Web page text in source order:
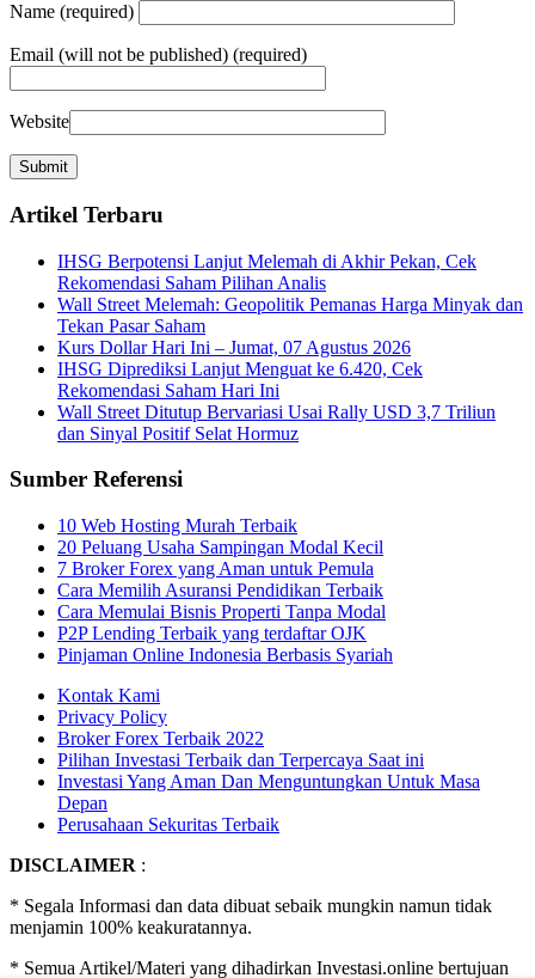
Name (required)
Email (will not be published) (required)
Website
Artikel Terbaru
IHSG Berpotensi Lanjut Melemah di Akhir Pekan, Cek
Rekomendasi Saham Pilihan Analis
Wall Street Melemah: Geopolitik Pemanas Harga Minyak dan
Tekan Pasar Saham
Kurs Dollar Hari Ini – Jumat, 07 Agustus 2026
IHSG Diprediksi Lanjut Menguat ke 6.420, Cek
Rekomendasi Saham Hari Ini
Wall Street Ditutup Bervariasi Usai Rally USD 3,7 Triliun
dan Sinyal Positif Selat Hormuz
Sumber Referensi
10 Web Hosting Murah Terbaik
20 Peluang Usaha Sampingan Modal Kecil
7 Broker Forex yang Aman untuk Pemula
Cara Memilih Asuransi Pendidikan Terbaik
Cara Memulai Bisnis Properti Tanpa Modal
P2P Lending Terbaik yang terdaftar OJK
Pinjaman Online Indonesia Berbasis Syariah
Kontak Kami
Privacy Policy
Broker Forex Terbaik 2022
Pilihan Investasi Terbaik dan Terpercaya Saat ini
Investasi Yang Aman Dan Menguntungkan Untuk Masa
Depan
Perusahaan Sekuritas Terbaik
DISCLAIMER :
* Segala Informasi dan data dibuat sebaik mungkin namun tidak
menjamin 100% keakuratannya.
* Semua Artikel/Materi yang dihadirkan Investasi.online bertujuan